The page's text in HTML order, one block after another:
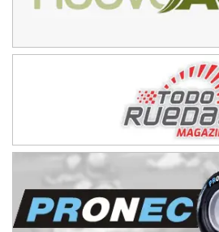
Villaguay (Entre Ríos)
PATAGONICO - F6
Moto Club Reginense (Tierra)
CSK - F7
Juventud Unida (Tierra)